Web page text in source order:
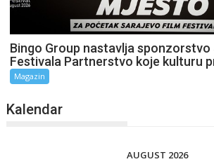
Bingo Group nastavlja sponzorstvo
Festivala Partnerstvo koje kulturu
Magazin
Kalendar
AUGUST 2026